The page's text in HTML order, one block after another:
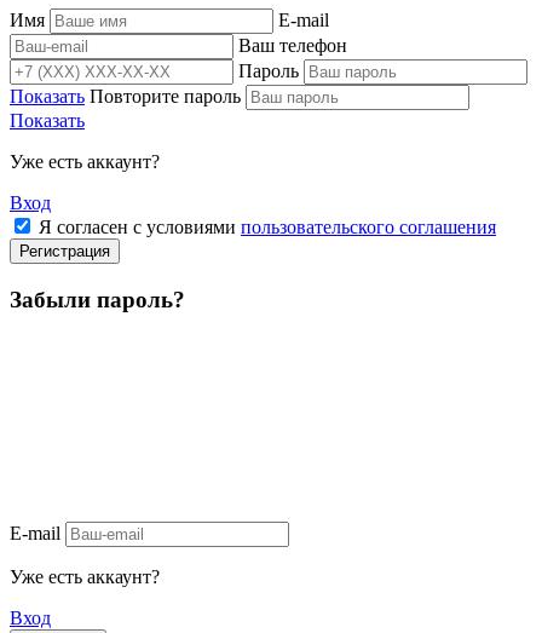
Имя
E-mail
Ваш телефон
Пароль
Показать Повторите пароль
Показать
Уже есть аккаунт?
Вход
Я согласен с условиями пользовательского соглашения
Регистрация
Забыли пароль?
E-mail
Уже есть аккаунт?
Вход